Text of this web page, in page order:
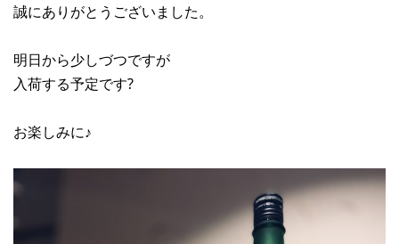
誠にありがとうございました。
明日から少しづつですが
入荷する予定です?
お楽しみに♪